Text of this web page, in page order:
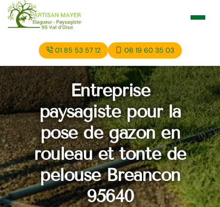
01 85 53 57 12 06 19 60 35 03
Entreprise
paysagiste pour la
pose de gazon en
rouleau et tonte de
pelouse Breancon
95640